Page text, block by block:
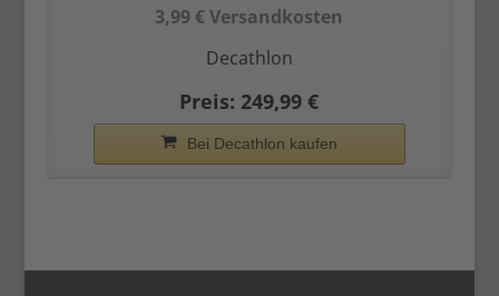
3,99 € Versandkosten
Decathlon
Preis: 249,99 €
Bei Decathlon kaufen